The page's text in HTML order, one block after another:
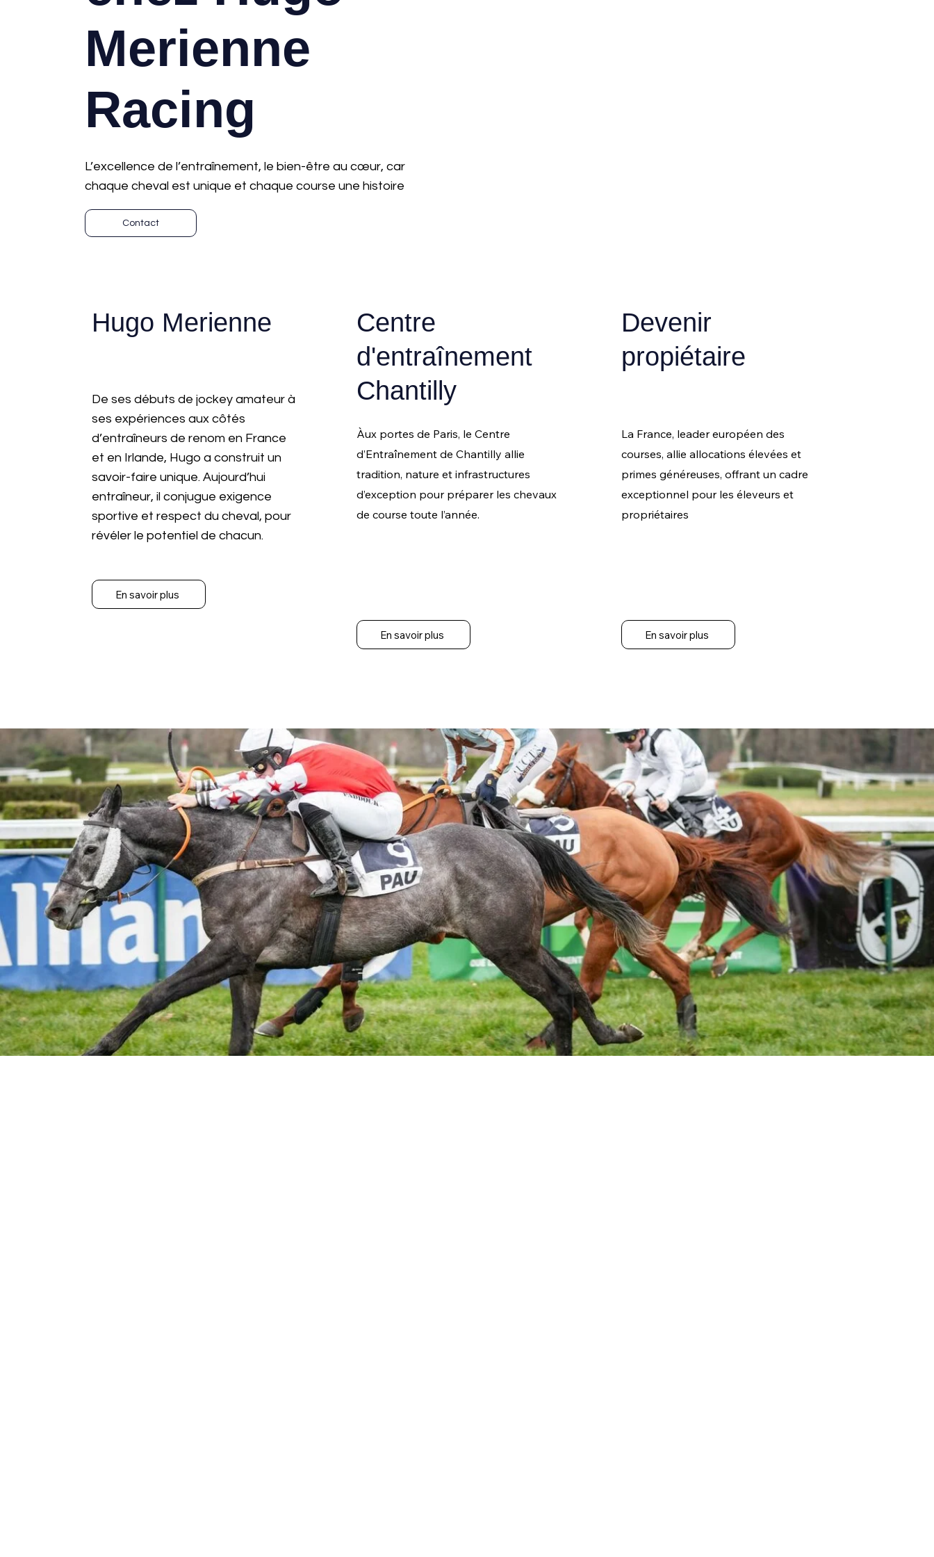
Merienne
Racing
L’excellence de l’entraînement, le bien-être au cœur, car
chaque cheval est unique et chaque course une histoire
Contact
Hugo Merienne
De ses débuts de jockey amateur à
ses expériences aux côtés
d’entraîneurs de renom en France
et en Irlande, Hugo a construit un
savoir-faire unique. Aujourd’hui
entraîneur, il conjugue exigence
sportive et respect du cheval, pour
révéler le potentiel de chacun.
En savoir plus
Centre
d'entraînement
Chantilly
Àux portes de Paris, le Centre
d’Entraînement de Chantilly allie
tradition, nature et infrastructures
d’exception pour préparer les chevaux
de course toute l’année.
En savoir plus
Devenir
propiétaire
La France, leader européen des
courses, allie allocations élevées et
primes généreuses, offrant un cadre
exceptionnel pour les éleveurs et
propriétaires
En savoir plus